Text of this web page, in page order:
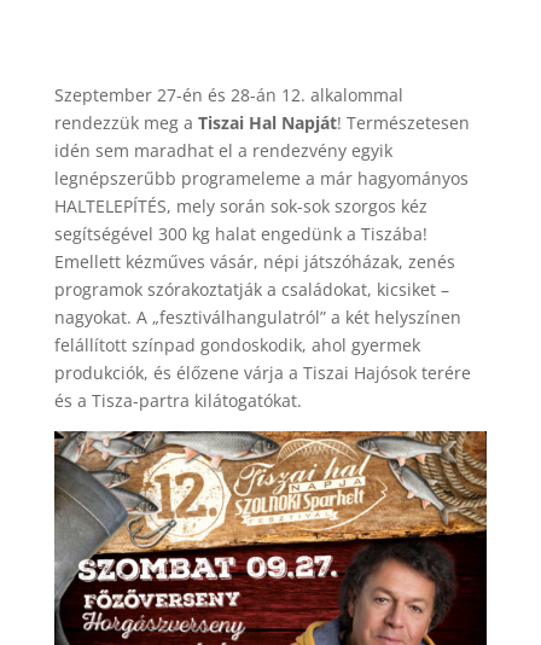
Szeptember 27-én és 28-án 12. alkalommal
rendezzük meg a Tiszai Hal Napját! Természetesen
idén sem maradhat el a rendezvény egyik
legnépszerűbb programeleme a már hagyományos
HALTELEPÍTÉS, mely során sok-sok szorgos kéz
segítségével 300 kg halat engedünk a Tiszába!
Emellett kézműves vásár, népi játszóházak, zenés
programok szórakoztatják a családokat, kicsiket –
nagyokat. A „fesztiválhangulatról” a két helyszínen
felállított színpad gondoskodik, ahol gyermek
produkciók, és élőzene várja a Tiszai Hajósok terére
és a Tisza-partra kilátogatókat.